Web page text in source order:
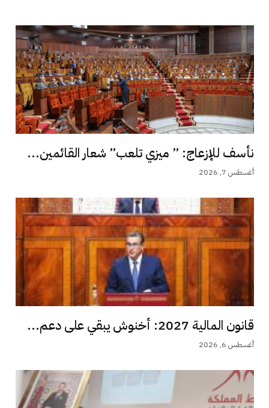
نأسف للإزعاج: ” ميزي تلعب” شعار القائمين...
أغسطس 7, 2026
قانون المالية 2027: أخنوش يبقي على دعم...
أغسطس 6, 2026